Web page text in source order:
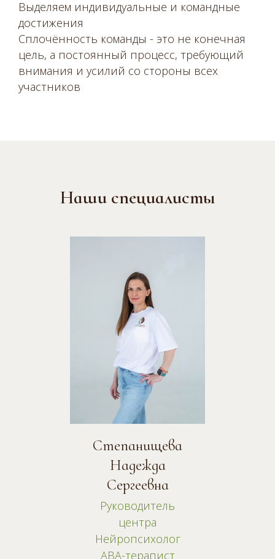
Выделяем индивидуальные и командные
достижения
Сплочённость команды - это не конечная
цель, а постоянный процесс, требующий
внимания и усилий со стороны всех
участников
Наши специалисты
Степанищева
Надежда
Сергеевна
Руководитель
центра
Нейропсихолог
АВА-терапист